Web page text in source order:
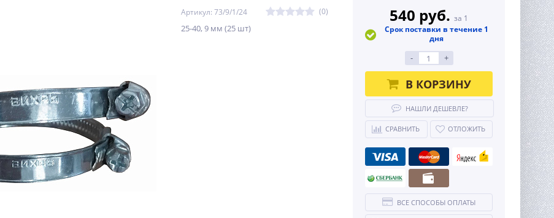
Артикул: 73/9/1/24 (0)
25-40, 9 мм (25 шт)
540 руб. за 1
Срок поставки в течение 1
дня
- +
В КОРЗИНУ
НАШЛИ ДЕШЕВЛЕ?
СРАВНИТЬ ОТЛОЖИТЬ
ВСЕ СПОСОБЫ ОПЛАТЫ